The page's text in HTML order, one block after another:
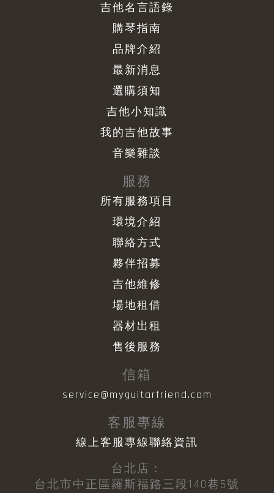
吉他名言語錄
購琴指南
品牌介紹
最新消息
選購須知
吉他小知識
我的吉他故事
音樂雜談
服務
所有服務項目
環境介紹
聯絡方式
夥伴招募
吉他維修
場地租借
器材出租
售後服務
信箱
service@myguitarfriend.com
客服專線
線上客服專線聯絡資訊
台北店：
台北市中正區羅斯福路三段140巷5號